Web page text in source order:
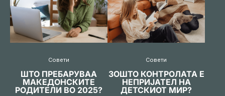
Совети
ШТО ПРЕБАРУВАА
МАКЕДОНСКИТЕ
РОДИТЕЛИ ВО 2025?
Совети
ЗОШТО КОНТРОЛАТА Е
НЕПРИЈАТЕЛ НА
ДЕТСКИОТ МИР?